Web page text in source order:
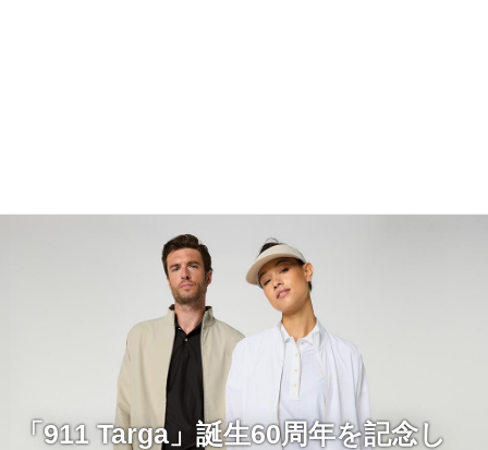
「911 Targa」誕生60周年を記念し